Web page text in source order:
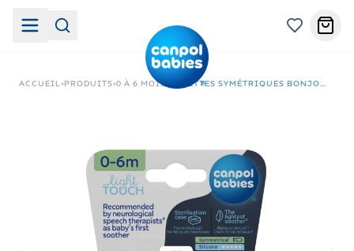
ACCUEIL PRODUITS 0 À 6 MOIS SUCETTES SYMÉTRIQUES BONJOUR PARIS BLEU 2 PCS 0-6 M -22/647_BLU